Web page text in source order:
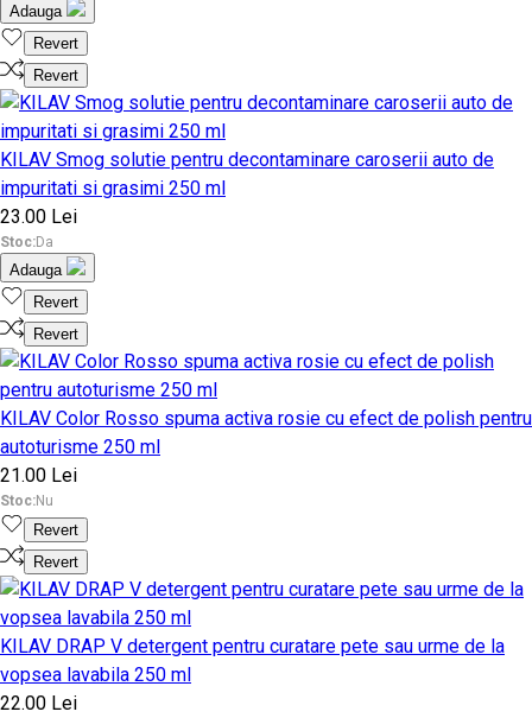
Adauga
Revert
Revert
KILAV Smog solutie pentru decontaminare caroserii auto de
impuritati si grasimi 250 ml
23.00 Lei
Stoc:Da
Adauga
Revert
Revert
KILAV Color Rosso spuma activa rosie cu efect de polish pentru
autoturisme 250 ml
21.00 Lei
Stoc:Nu
Revert
Revert
KILAV DRAP V detergent pentru curatare pete sau urme de la
vopsea lavabila 250 ml
22.00 Lei